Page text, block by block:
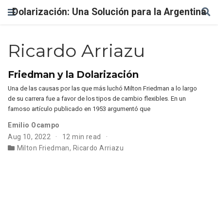
Dolarización: Una Solución para la Argentina
Ricardo Arriazu
Friedman y la Dolarización
Una de las causas por las que más luchó Milton Friedman a lo largo
de su carrera fue a favor de los tipos de cambio flexibles. En un
famoso artículo publicado en 1953 argumentó que
Emilio Ocampo
Aug 10, 2022
12 min read
Milton Friedman, Ricardo Arriazu